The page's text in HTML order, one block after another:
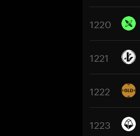
1220
1221
1222
1223